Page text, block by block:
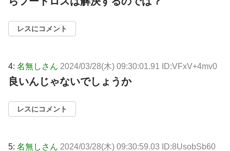
レスにコメント
4: 名無しさん 2024/03/28(木) 09:30:01.91 ID:VFxV+4mv0
良いんじゃないでしょうか
レスにコメント
5: 名無しさん 2024/03/28(木) 09:30:59.03 ID:8UsobSb60